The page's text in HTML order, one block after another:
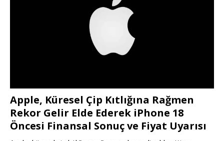
Apple, Küresel Çip Kıtlığına Rağmen
Rekor Gelir Elde Ederek iPhone 18
Öncesi Finansal Sonuç ve Fiyat Uyarısı